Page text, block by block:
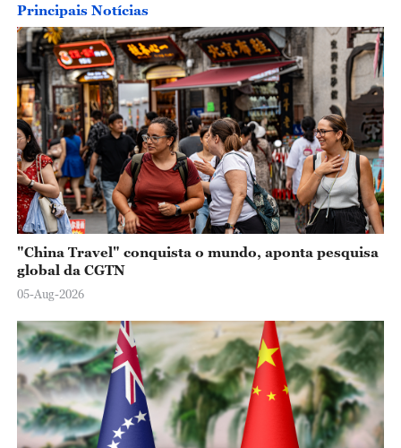
o
Principais Notícias
"China Travel" conquista o mundo, aponta pesquisa
global da CGTN
05-Aug-2026